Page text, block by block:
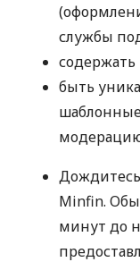
службы
содержать
быть
Minfin.
минут до